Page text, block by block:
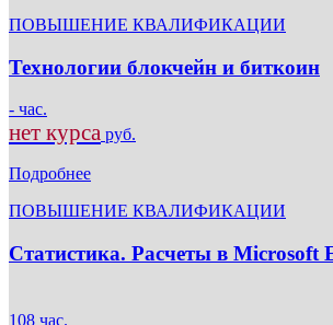
ПОВЫШЕНИЕ КВАЛИФИКАЦИИ
Технологии блокчейн и биткоин
- час.
нет курса руб.
Подробнее
ПОВЫШЕНИЕ КВАЛИФИКАЦИИ
Статистика. Расчеты в Microsoft
108 час.